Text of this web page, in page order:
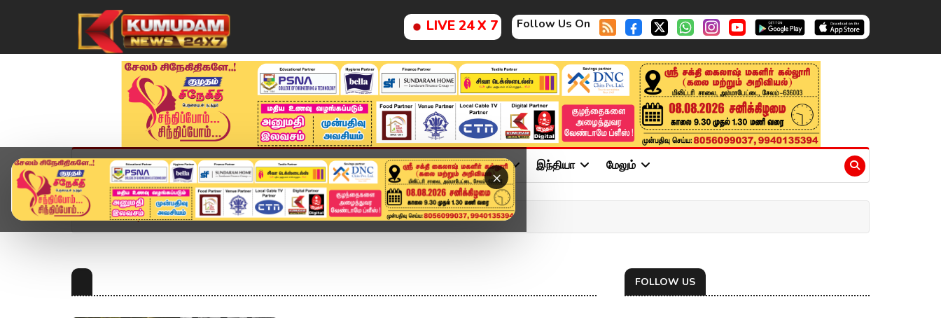
LIVE 24 X 7 Follow Us On
×
முகப்பு விளையாட்டு அண்மை தமிழ்நாடு சினிமா அரசியல் விளையாட்டு இந்தியா மேலும்
Home Topics
FOLLOW US